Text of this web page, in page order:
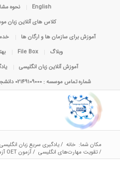
English
نحوه
کلاس های آنلاین زبان
آموزش برای سازمان ها و ارگان ها
وبلاگ
File Box
آموزش آنلاین زبان انگلیسی
شماره تماس موسسه : 02149109000 دانشجویان بین الملل : 5965-822-201 1+
مکان شما: خانه / یادگیری سریع زبان
/ تقویت مهارت‌های انگلیسی / آزمون OET آزمون تخصصی کادر درمان